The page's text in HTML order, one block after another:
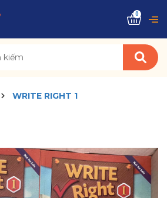
0
WRITE RIGHT 1